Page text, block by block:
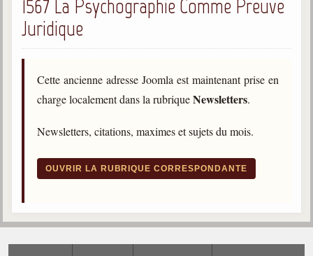
Allan Kardec
1804-1869
1846-1927
Gabriel Delanne
1910-2002
Bibliothèque
1567 La Psychographie Comme Preuve
Juridique
Cette ancienne adresse Joomla est maintenant prise en
charge localement dans la rubriqueNewsletters.
Newsletters, citations, maximes et sujets du mois.
OUVRIR LA RUBRIQUE CORRESPONDANTE